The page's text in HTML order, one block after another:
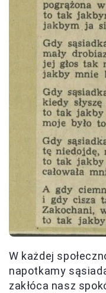
W każdej
napotkamy
zakłóca nasz